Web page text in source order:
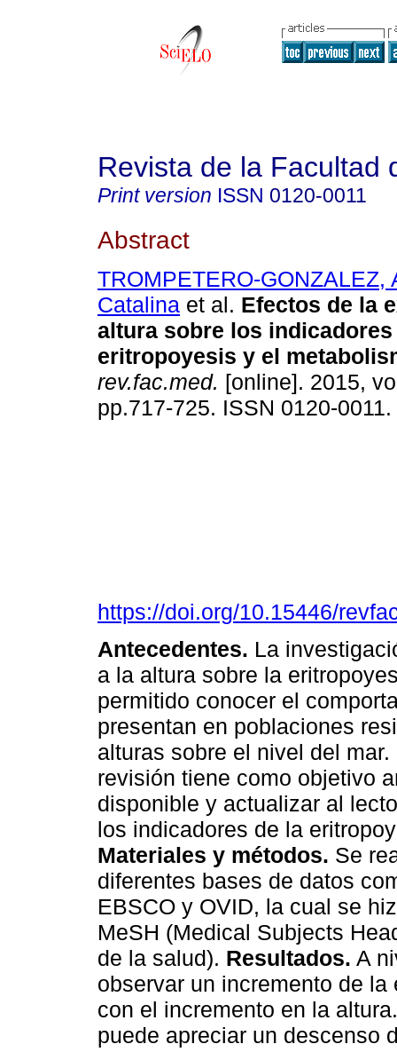
Revista de la Facultad
Print version ISSN 0120-0011
Abstract
TROMPETERO-GONZALEZ,
Catalina et al. Efectos de la
altura sobre los indicadores
eritropoyesis y el
rev.fac.med. [online]. 2015,
pp.717-725. ISSN 0120-0011.
https://doi.org/10.15446/
Antecedentes. La
a la altura sobre la
permitido conocer el
presentan en poblaciones
alturas sobre el nivel del mar.
revisión tiene como objetivo
disponible y actualizar al
los indicadores de la
Materiales y métodos. Se
diferentes bases de datos
EBSCO y OVID, la cual se
MeSH (Medical Subjects
de la salud). Resultados. A
observar un incremento de
con el incremento en la
puede apreciar un descenso